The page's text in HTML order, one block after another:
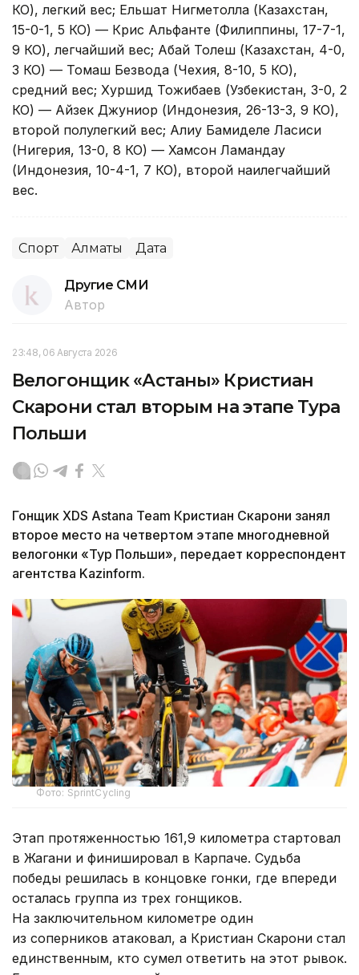
КО), легкий вес; Ельшат Нигметолла (Казахстан,
15-0-1, 5 КО) — Крис Альфанте (Филиппины, 17-7-1,
9 КО), легчайший вес; Абай Толеш (Казахстан, 4-0,
3 КО) — Томаш Безвода (Чехия, 8-10, 5 КО),
средний вес; Хуршид Тожибаев (Узбекистан, 3-0, 2
КО) — Айзек Джуниор (Индонезия, 26-13-3, 9 КО),
второй полулегкий вес; Алиу Бамиделе Ласиси
(Нигерия, 13-0, 8 КО) — Хамсон Ламандау
(Индонезия, 10-4-1, 7 КО), второй наилегчайший
вес.
Спорт Алматы Дата
Другие СМИ
Автор
23:48, 06 Августа 2026
Велогонщик «Астаны» Кристиан
Скарони стал вторым на этапе Тура
Польши
Гонщик XDS Astana Team Кристиан Скарони занял
второе место на четвертом этапе многодневной
велогонки «Тур Польши», передает корреспондент
агентства Kazinform.
Фото: SprintCycling
Этап протяженностью 161,9 километра стартовал
в Жагани и финишировал в Карпаче. Судьба
победы решилась в концовке гонки, где впереди
осталась группа из трех гонщиков.
На заключительном километре один
из соперников атаковал, а Кристиан Скарони стал
единственным, кто сумел ответить на этот рывок.